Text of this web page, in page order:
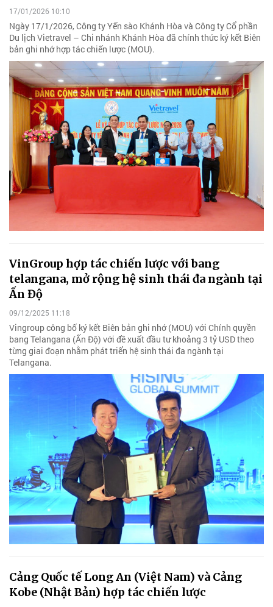
17/01/2026 10:10
Ngày 17/1/2026, Công ty Yến sào Khánh Hòa và Công ty Cổ phần
Du lịch Vietravel – Chi nhánh Khánh Hòa đã chính thức ký kết Biên
bản ghi nhớ hợp tác chiến lược (MOU).
VinGroup hợp tác chiến lược với bang
telangana, mở rộng hệ sinh thái đa ngành tại
Ấn Độ
09/12/2025 11:18
Vingroup công bố ký kết Biên bản ghi nhớ (MOU) với Chính quyền
bang Telangana (Ấn Độ) với đề xuất đầu tư khoảng 3 tỷ USD theo
từng giai đoạn nhằm phát triển hệ sinh thái đa ngành tại
Telangana.
Cảng Quốc tế Long An (Việt Nam) và Cảng
Kobe (Nhật Bản) hợp tác chiến lược